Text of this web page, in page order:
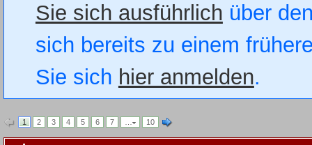
Sie sich ausführlich über
sich bereits zu einem
Sie sich hier anmelden.
1 2 3 4 5 6 7 … 10